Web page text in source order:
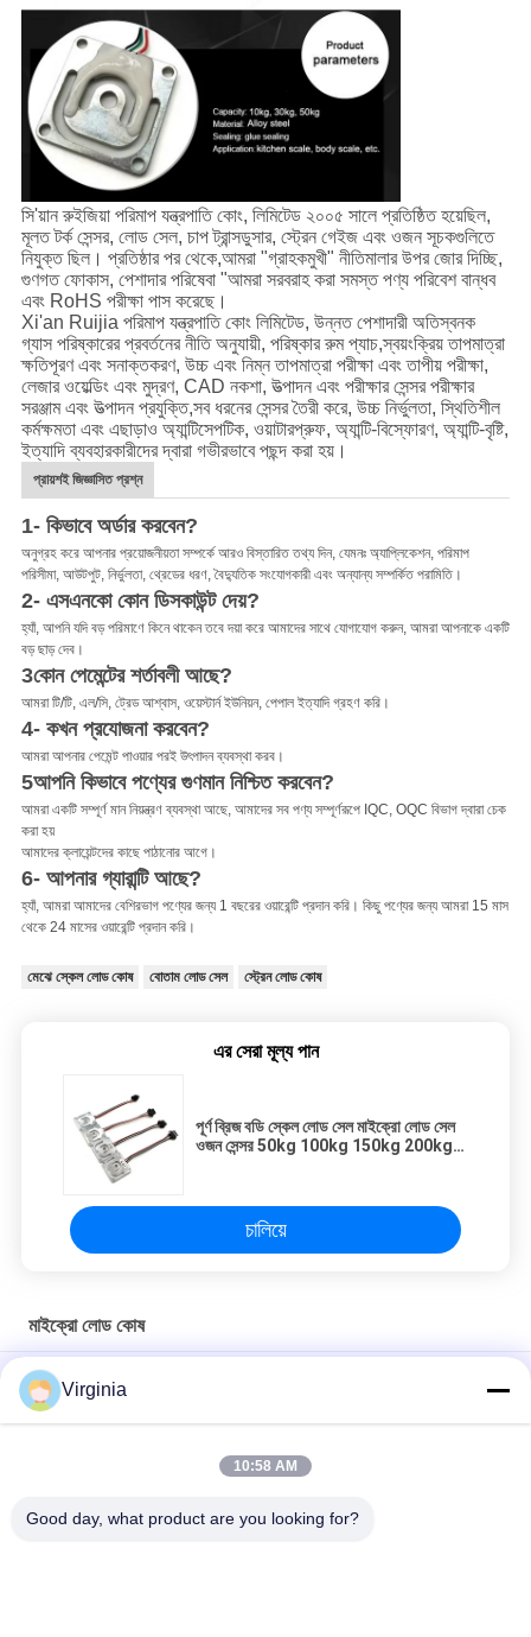
সি'য়ান রুইজিয়া পরিমাপ যন্ত্রপাতি কোং, লিমিটেড ২০০৫ সালে প্রতিষ্ঠিত হয়েছিল,
মূলত টর্ক সেন্সর, লোড সেল, চাপ ট্রান্সডুসার, স্ট্রেন গেইজ এবং ওজন সূচকগুলিতে
নিযুক্ত ছিল। প্রতিষ্ঠার পর থেকে,আমরা "গ্রাহকমুখী" নীতিমালার উপর জোর দিচ্ছি,
গুণগত ফোকাস, পেশাদার পরিষেবা "আমরা সরবরাহ করা সমস্ত পণ্য পরিবেশ বান্ধব
এবং RoHS পরীক্ষা পাস করেছে।
Xi'an Ruijia পরিমাপ যন্ত্রপাতি কোং লিমিটেড, উন্নত পেশাদারী অতিস্বনক
গ্যাস পরিষ্কারের প্রবর্তনের নীতি অনুযায়ী, পরিষ্কার রুম প্যাচ,স্বয়ংক্রিয় তাপমাত্রা
ক্ষতিপূরণ এবং সনাক্তকরণ, উচ্চ এবং নিম্ন তাপমাত্রা পরীক্ষা এবং তাপীয় পরীক্ষা,
লেজার ওয়েল্ডিং এবং মুদ্রণ, CAD নকশা, উত্পাদন এবং পরীক্ষার সেন্সর পরীক্ষার
সরঞ্জাম এবং উত্পাদন প্রযুক্তি,সব ধরনের সেন্সর তৈরী করে, উচ্চ নির্ভুলতা, স্থিতিশীল
কর্মক্ষমতা এবং এছাড়াও অ্যান্টিসেপটিক, ওয়াটারপ্রুফ, অ্যান্টি-বিস্ফোরণ, অ্যান্টি-বৃষ্টি,
ইত্যাদি ব্যবহারকারীদের দ্বারা গভীরভাবে পছন্দ করা হয়।
প্রায়শই জিজ্ঞাসিত প্রশ্ন
1- কিভাবে অর্ডার করবেন?
অনুগ্রহ করে আপনার প্রয়োজনীয়তা সম্পর্কে আরও বিস্তারিত তথ্য দিন, যেমনঃ অ্যাপ্লিকেশন, পরিমাপ
পরিসীমা, আউটপুট, নির্ভুলতা, থ্রেডের ধরণ, বৈদ্যুতিক সংযোগকারী এবং অন্যান্য সম্পর্কিত পরামিতি।
2- এসএনকো কোন ডিসকাউন্ট দেয়?
হ্যাঁ, আপনি যদি বড় পরিমাণে কিনে থাকেন তবে দয়া করে আমাদের সাথে যোগাযোগ করুন, আমরা আপনাকে একটি
বড় ছাড় দেব।
3কোন পেমেন্টের শর্তাবলী আছে?
আমরা টি/টি, এল/সি, ট্রেড আশ্বাস, ওয়েস্টার্ন ইউনিয়ন, পেপাল ইত্যাদি গ্রহণ করি।
4- কখন প্রযোজনা করবেন?
আমরা আপনার পেমেন্ট পাওয়ার পরই উৎপাদন ব্যবস্থা করব।
5আপনি কিভাবে পণ্যের গুণমান নিশ্চিত করবেন?
আমরা একটি সম্পূর্ণ মান নিয়ন্ত্রণ ব্যবস্থা আছে, আমাদের সব পণ্য সম্পূর্ণরূপে IQC, OQC বিভাগ দ্বারা চেক
করা হয়
আমাদের ক্লায়েন্টদের কাছে পাঠানোর আগে।
6- আপনার গ্যারান্টি আছে?
হ্যাঁ, আমরা আমাদের বেশিরভাগ পণ্যের জন্য 1 বছরের ওয়ারেন্টি প্রদান করি। কিছু পণ্যের জন্য আমরা 15 মাস
থেকে 24 মাসের ওয়ারেন্টি প্রদান করি।
মেঝে স্কেল লোড কোষ বোতাম লোড সেল স্ট্রেন লোড কোষ
এর সেরা মূল্য পান
পূর্ণ ব্রিজ বডি স্কেল লোড সেল মাইক্রো লোড সেল
ওজন সেন্সর 50kg 100kg 150kg 200kg
চালিয়ে
মাইক্রো লোড কোষ
বৈদ্যুতিন ভারসাম্য জন্য 3 কেজি উচ্চ নির্ভুলতা লোড সেল / একক পয়েন্ট লোড সেল
রান্নাঘর স্কেল মাইক্রো লোড কোষ, 3 কেজি - 50 কেজি এনালগ আউটপুট ছোট ওজন সেন্সর
ডিসি 5 ভি - প্রতিরোধ ক্ষমতা সেন্সর 300g / 500g / 750g সঙ্গে 10V ক্ষুদ্র মাইক্রো
Virginia
10:58 AM
Good day, what product are you looking for?